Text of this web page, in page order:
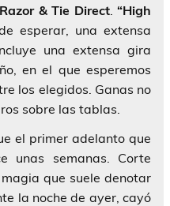
Razor & Tie Direct.“High
esperar, una extensa
una extensa gira
en el que esperemos
los elegidos. Ganas no
sobre las tablas.
el primer adelanto que
unas semanas. Corte
que suele denotar
la noche de ayer, cayó